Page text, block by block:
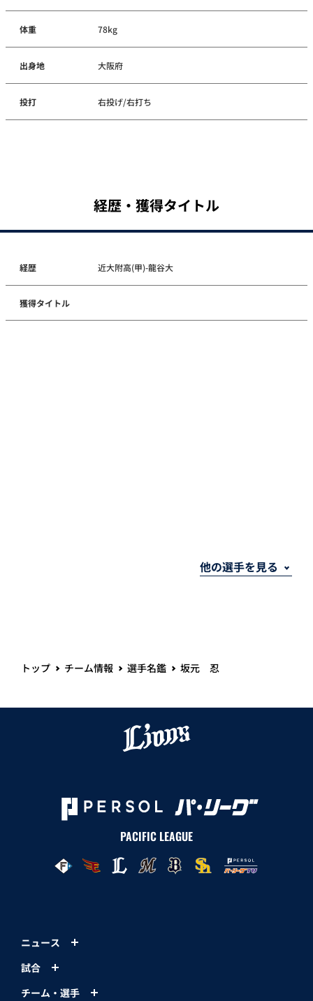
体重 78kg
出身地 大阪府
投打 右投げ/右打ち
経歴・獲得タイトル
経歴 近大附高(甲)-龍谷大
獲得タイトル
トップ チーム情報 選手名鑑 坂元 忍
PACIFIC LEAGUE
ニュース
試合
チーム・選手